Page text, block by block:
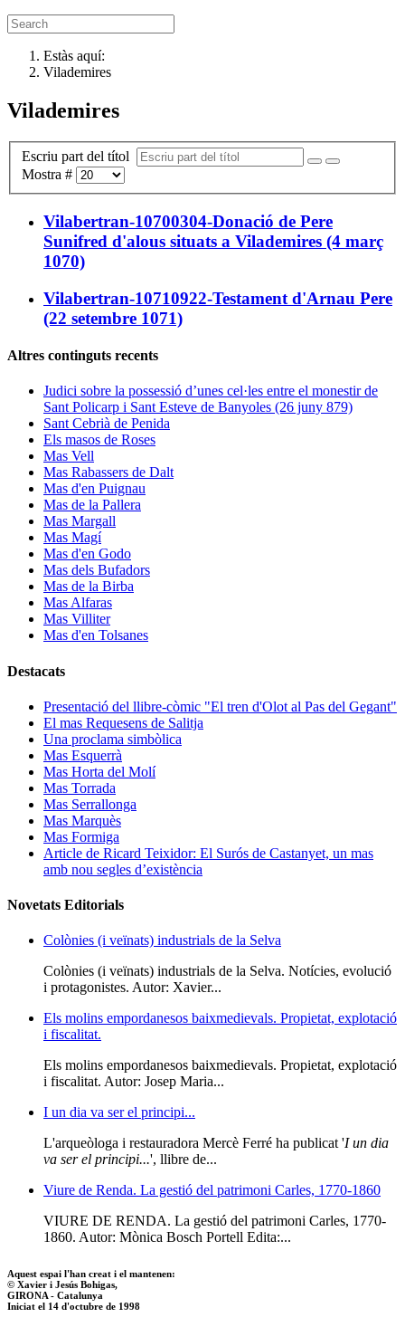
Estàs aquí:
Vilademires
Vilademires
Escriu part del títol
Mostra #
Vilabertran-10700304-Donació de Pere
Sunifred d'alous situats a Vilademires (4 març
1070)
Vilabertran-10710922-Testament d'Arnau Pere
(22 setembre 1071)
Altres continguts recents
Judici sobre la possessió d’unes cel·les entre el monestir de
Sant Policarp i Sant Esteve de Banyoles (26 juny 879)
Sant Cebrià de Penida
Els masos de Roses
Mas Vell
Mas Rabassers de Dalt
Mas d'en Puignau
Mas de la Pallera
Mas Margall
Mas Magí
Mas d'en Godo
Mas dels Bufadors
Mas de la Birba
Mas Alfaras
Mas Villiter
Mas d'en Tolsanes
Destacats
Presentació del llibre-còmic "El tren d'Olot al Pas del Gegant"
El mas Requesens de Salitja
Una proclama simbòlica
Mas Esquerrà
Mas Horta del Molí
Mas Torrada
Mas Serrallonga
Mas Marquès
Mas Formiga
Article de Ricard Teixidor: El Surós de Castanyet, un mas
amb nou segles d’existència
Novetats Editorials
Colònies (i veïnats) industrials de la Selva
Colònies (i veïnats) industrials de la Selva. Notícies, evolució
i protagonistes. Autor: Xavier...
Els molins empordanesos baixmedievals. Propietat, explotació
i fiscalitat.
Els molins empordanesos baixmedievals. Propietat, explotació
i fiscalitat. Autor: Josep Maria...
I un dia va ser el principi...
L'arqueòloga i restauradora Mercè Ferré ha publicat 'I un dia
va ser el principi...', llibre de...
Viure de Renda. La gestió del patrimoni Carles, 1770-1860
VIURE DE RENDA. La gestió del patrimoni Carles, 1770-
1860. Autor: Mònica Bosch Portell Edita:...
Aquest espai l'han creat i el mantenen:
© Xavier i Jesús Bohigas,
GIRONA - Catalunya
Iniciat el 14 d'octubre de 1998